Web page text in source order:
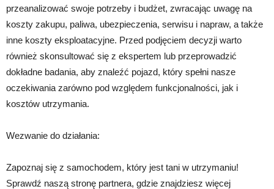
przeanalizować swoje potrzeby i budżet, zwracając uwagę na
koszty zakupu, paliwa, ubezpieczenia, serwisu i napraw, a także
inne koszty eksploatacyjne. Przed podjęciem decyzji warto
również skonsultować się z ekspertem lub przeprowadzić
dokładne badania, aby znaleźć pojazd, który spełni nasze
oczekiwania zarówno pod względem funkcjonalności, jak i
kosztów utrzymania.
Wezwanie do działania:
Zapoznaj się z samochodem, który jest tani w utrzymaniu!
Sprawdź naszą stronę partnera, gdzie znajdziesz więcej